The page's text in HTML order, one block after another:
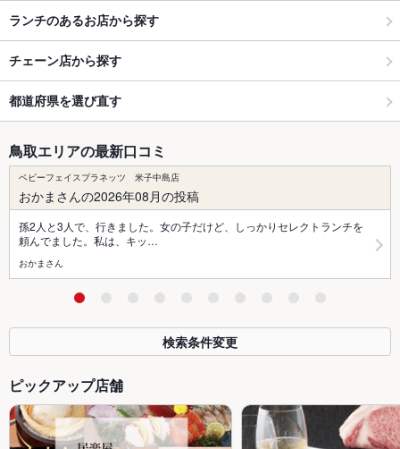
ランチのあるお店から探す
チェーン店から探す
都道府県を選び直す
鳥取エリアの最新口コミ
ベビーフェイスプラネッツ 米子中島店
おかまさんの2026年08月の投稿
孫2人と3人で、行きました。女の子だけど、しっかりセレクトランチを
頼んでました。私は、キッ…
おかまさん
検索条件変更
ピックアップ店舗